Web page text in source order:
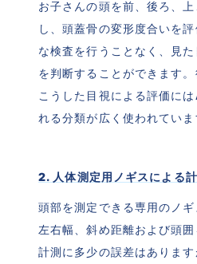
お子さんの頭を前、後ろ、
し、頭蓋骨の変形度合いを
な検査を行うことなく、見
を判断することができます。
こうした目視による評価には
れる分類が広く使われていま
2. 人体測定用ノギスによる
頭部を測定できる専用のノギ
左右幅、斜め距離および頭囲
計測に多少の誤差はありま